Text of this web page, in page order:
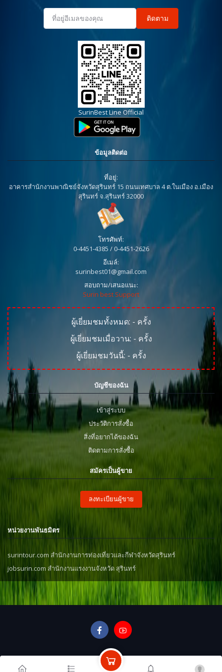
ติดตาม
SurinBest Line Official
ข้อมูลติดต่อ
ที่อยู่:
อาคารสำนักงานพาณิชย์จังหวัดสุรินทร์ 15 ถนนเทศบาล 4 ต.ในเมือง อ.เมือง
สุรินทร์ จ.สุรินทร์ 32000
โทรศัพท์:
0-4451-4385 / 0-4451-2626
อีเมล์:
surinbest01@gmail.com
สอบถาม/เสนอแนะ:
Surin best Support
ผู้เยี่ยมชมทั้งหมด: - ครั้ง
ผู้เยี่ยมชมเมื่อวาน: - ครั้ง
ผู้เยี่ยมชมวันนี้: - ครั้ง
บัญชีของฉัน
เข้าสู่ระบบ
ประวัติการสั่งซื้อ
สิ่งที่อยากได้ของฉัน
ติดตามการสั่งซื้อ
สมัครเป็นผู้ขาย
ลงทะเบียนผู้ขาย
หน่วยงานพันธมิตร
surintour.com สำนักงานการท่องเที่ยวและกีฬาจังหวัดสุรินทร์
jobsurin.com สำนักงานแรงงานจังหวัด สุรินทร์